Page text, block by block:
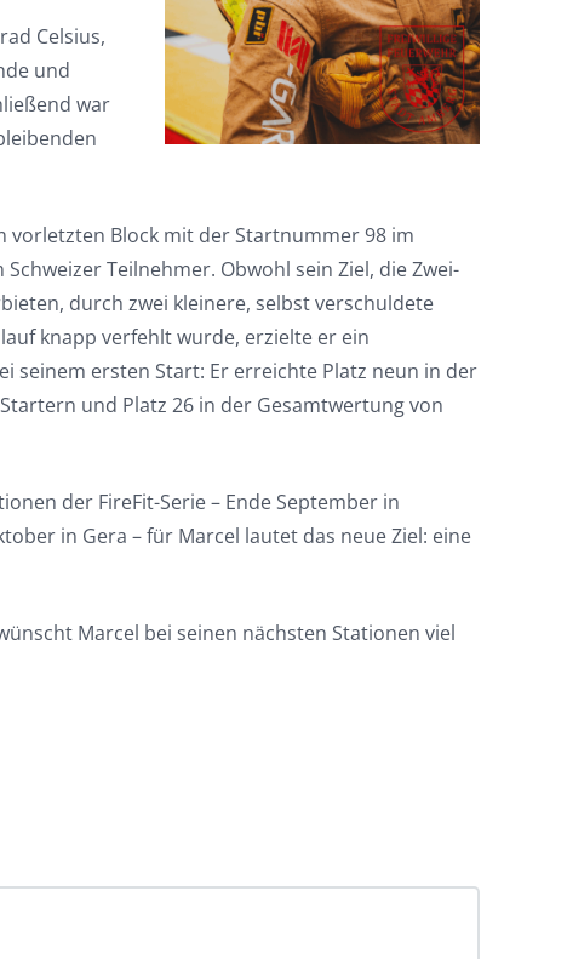
Celsius,
und
war
vorletzten Block mit der Startnummer 98 im
Teilnehmer. Obwohl sein Ziel, die Zwei-
durch zwei kleinere, selbst verschuldete
knapp verfehlt wurde, erzielte er ein
seinem ersten Start: Er erreichte Platz neun in der
und Platz 26 in der Gesamtwertung von
der FireFit-Serie – Ende September in
in Gera – für Marcel lautet das neue Ziel: eine
Marcel bei seinen nächsten Stationen viel